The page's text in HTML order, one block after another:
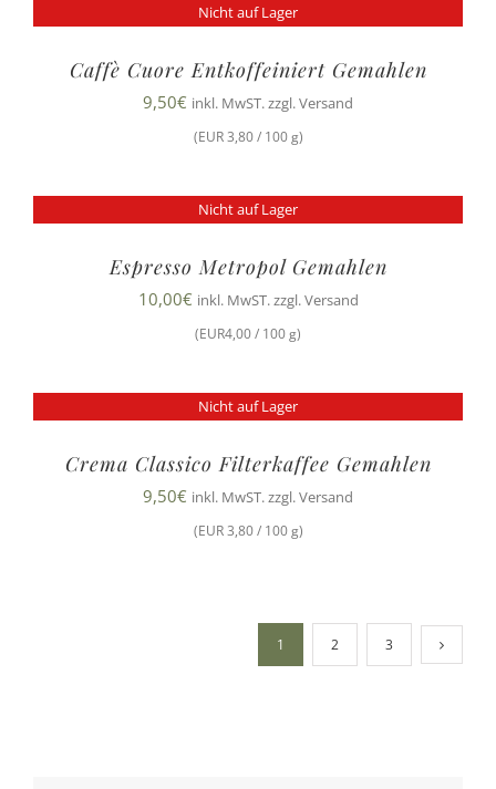
Nicht auf Lager
Caffè Cuore Entkoffeiniert Gemahlen
9,50€ inkl. MwST. zzgl. Versand
(EUR 3,80 / 100 g)
Nicht auf Lager
Espresso Metropol Gemahlen
10,00€ inkl. MwST. zzgl. Versand
(EUR4,00 / 100 g)
Nicht auf Lager
Crema Classico Filterkaffee Gemahlen
9,50€ inkl. MwST. zzgl. Versand
(EUR 3,80 / 100 g)
1 2 3